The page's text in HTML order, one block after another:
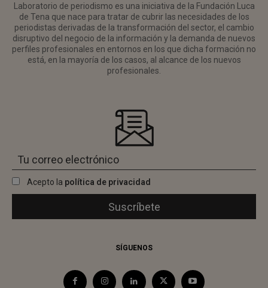
Laboratorio de periodismo es una iniciativa de la Fundación Luca
de Tena que nace para tratar de cubrir las necesidades de los
periodistas derivadas de la transformación del sector, el cambio
disruptivo del negocio de la información y la demanda de nuevos
perfiles profesionales en entornos en los que dicha formación no
está, en la mayoría de los casos, al alcance de los nuevos
profesionales.
Acepto la política de privacidad
SÍGUENOS